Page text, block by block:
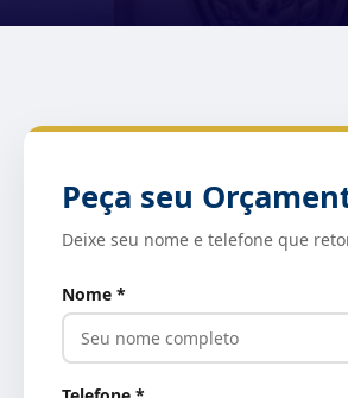
Peça seu
Deixe seu nome e telefone que
Nome *